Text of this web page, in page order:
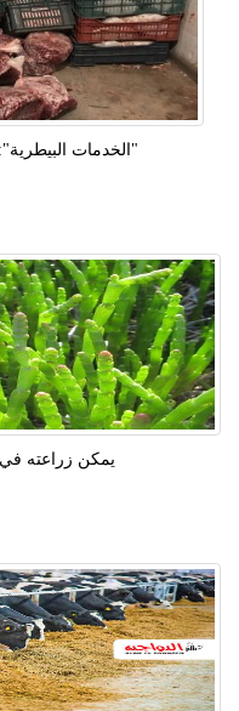
"الخدمات البيطرية": مصادرة 103
يمكن زراعته